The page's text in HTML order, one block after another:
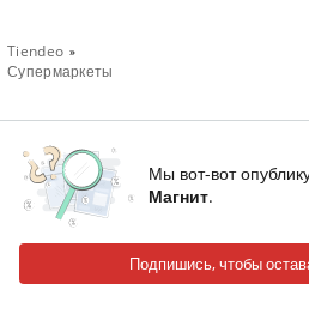
Tiendeo
Супермаркеты
Мы вот-вот
Магнит.
Подпишись, чтобы